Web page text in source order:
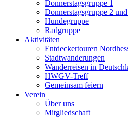
Donnerstagsgruppe 1
Donnerstagsgruppe 2
Hundegruppe
Radgruppe
Aktivitäten
Entdeckertouren
Stadtwanderungen
Wanderreisen in
HWGV-Treff
Gemeinsam feiern
Verein
Über uns
Mitgliedschaft